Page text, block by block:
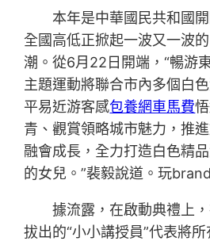
本年是中華國民共和國
全國高低正掀起一波又一波
潮。從6月22日開端，“暢游
主題運動將聯合市內多個白
平易近游客感包養網車馬費
青、觀賞領略城市魅力，推
融會成長，全力打造白色精
的女兒。”裴毅說道。玩
據流露，在啟動典禮上，
拔出的“小小講授員”代表將